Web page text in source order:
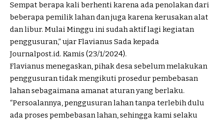
Sempat berapa kali berhenti karena ada penolakan dari
beberapa pemilik lahan dan juga karena kerusakan alat
dan libur. Mulai Minggu ini sudah aktif lagi kegiatan
penggusuran,” ujar Flavianus Sada kepada
Journalpost.id. Kamis (23/1/2024).
Flavianus menegaskan, pihak desa sebelum melakukan
penggusuran tidak mengikuti prosedur pembebasan
lahan sebagaimana amanat aturan yang berlaku.
“Persoalannya, penggusuran lahan tanpa terlebih dulu
ada proses pembebasan lahan, sehingga kami selaku